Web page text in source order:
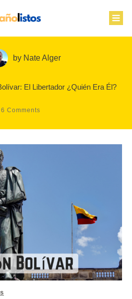
by Nate Alger
El Libertador ¿Quién Era Él?
6 Comments